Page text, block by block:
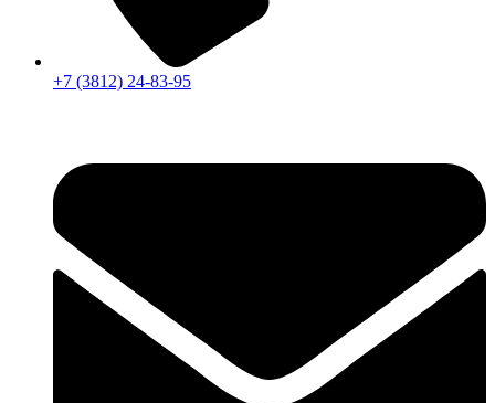
+7 (3812) 24-83-95